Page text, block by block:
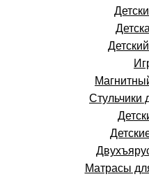
Стульчики
Матрасы